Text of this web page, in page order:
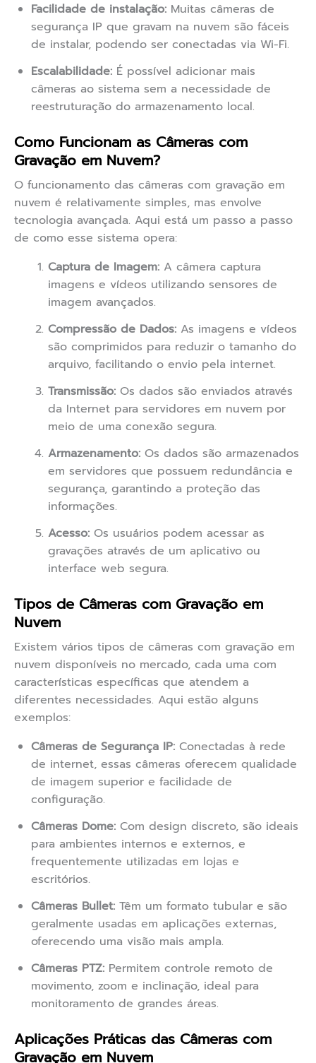
Facilidade de instalação: Muitas câmeras de
segurança IP que gravam na nuvem são fáceis
de instalar, podendo ser conectadas via Wi-Fi.
Escalabilidade: É possível adicionar mais
câmeras ao sistema sem a necessidade de
reestruturação do armazenamento local.
Como Funcionam as Câmeras com
Gravação em Nuvem?
O funcionamento das câmeras com gravação em
nuvem é relativamente simples, mas envolve
tecnologia avançada. Aqui está um passo a passo
de como esse sistema opera:
Captura de Imagem: A câmera captura
imagens e vídeos utilizando sensores de
imagem avançados.
Compressão de Dados: As imagens e vídeos
são comprimidos para reduzir o tamanho do
arquivo, facilitando o envio pela internet.
Transmissão: Os dados são enviados através
da Internet para servidores em nuvem por
meio de uma conexão segura.
Armazenamento: Os dados são armazenados
em servidores que possuem redundância e
segurança, garantindo a proteção das
informações.
Acesso: Os usuários podem acessar as
gravações através de um aplicativo ou
interface web segura.
Tipos de Câmeras com Gravação em
Nuvem
Existem vários tipos de câmeras com gravação em
nuvem disponíveis no mercado, cada uma com
características específicas que atendem a
diferentes necessidades. Aqui estão alguns
exemplos:
Câmeras de Segurança IP: Conectadas à rede
de internet, essas câmeras oferecem qualidade
de imagem superior e facilidade de
configuração.
Câmeras Dome: Com design discreto, são ideais
para ambientes internos e externos, e
frequentemente utilizadas em lojas e
escritórios.
Câmeras Bullet: Têm um formato tubular e são
geralmente usadas em aplicações externas,
oferecendo uma visão mais ampla.
Câmeras PTZ: Permitem controle remoto de
movimento, zoom e inclinação, ideal para
monitoramento de grandes áreas.
Aplicações Práticas das Câmeras com
Gravação em Nuvem